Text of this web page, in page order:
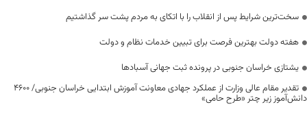
سخت‌ترین شرایط پس از انقلاب را با اتکای به مردم پشت سر گذاشتیم
هفته دولت بهترین فرصت برای تبیین خدمات نظام و دولت
یشتازی خراسان جنوبی در پرونده ثبت جهانی آسبادها
تقدیر مقام عالی وزارت از عملکرد جهادی معاونت آموزش ابتدایی خراسان جنوبی/ ۴۶۰۰
دانش‌آموز زیر چتر «طرح حامی»